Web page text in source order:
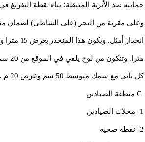
حمايته ضد الأتربة المتنقلة؛ بناء نقطة التفريغ
وعلى مقربة من البحر (على الشاطئ) لضمان
مترا.
كل يأتي مع سمك متوسط 50 سم وعرض 20 م .
1- محلات الصيادين
2- نقطة صحية